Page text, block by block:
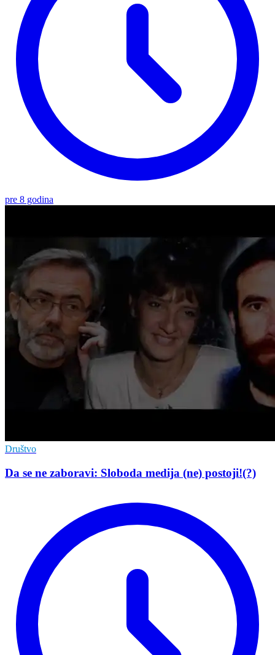
pre 8 godina
Društvo
Da se ne zaboravi: Sloboda medija (ne) postoji!(?)